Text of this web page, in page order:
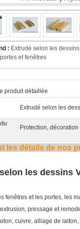
: Extrudé selon les
et fenêtres
produit détaillée
Extrudé selon les
Protection, décoration
les détails de nos
les dessins
fenêtres et les portes, les
pressage et
cuivre, alliage de laiton,